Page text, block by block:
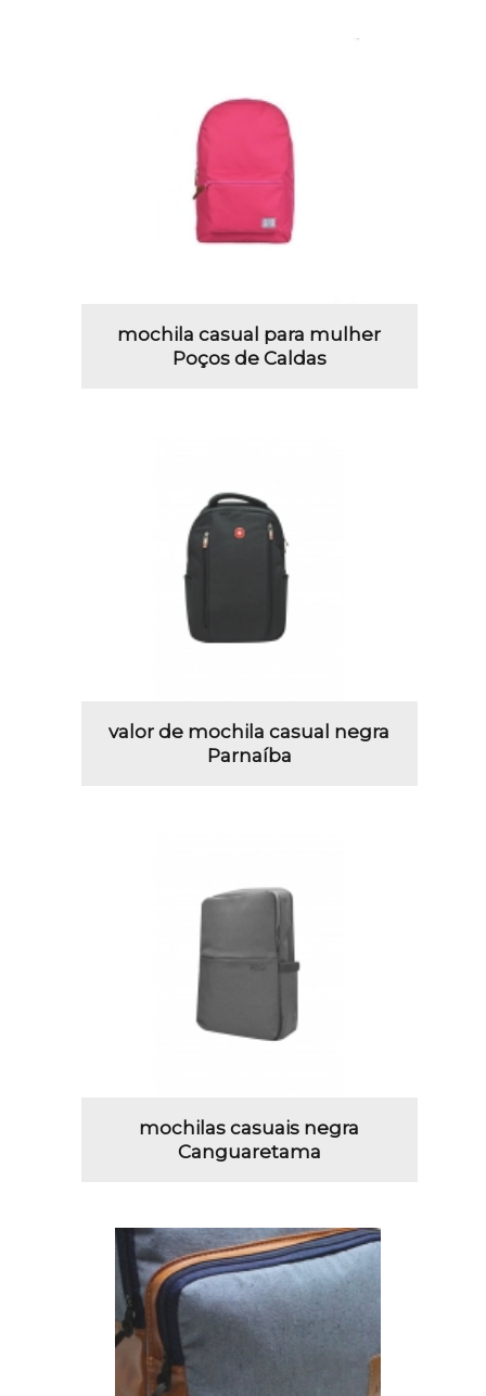
mochila casual para mulher
Poços de Caldas
valor de mochila casual negra
Parnaíba
mochilas casuais negra
Canguaretama